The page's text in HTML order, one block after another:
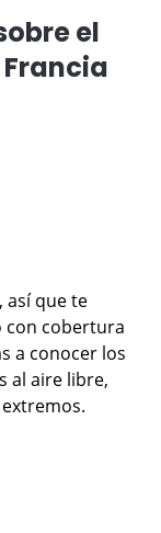
el
así que te
con cobertura
a conocer los
al aire libre,